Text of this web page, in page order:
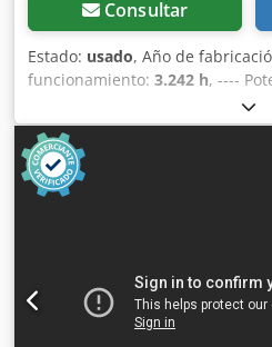
Consultar
Estado: usado, Año de
funcionamiento: 3.242 h, ----
Depósito de combustible: 585
funcionamiento: 3242 h, año de
Tomas de corriente: 125-63-32-
diferencial de tipo B Csdpfx